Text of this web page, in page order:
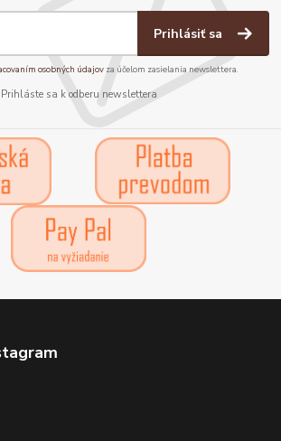
Prihlásiť sa
osobných údajov za účelom zasielania newslettera.
Prihláste sa k odberu newslettera